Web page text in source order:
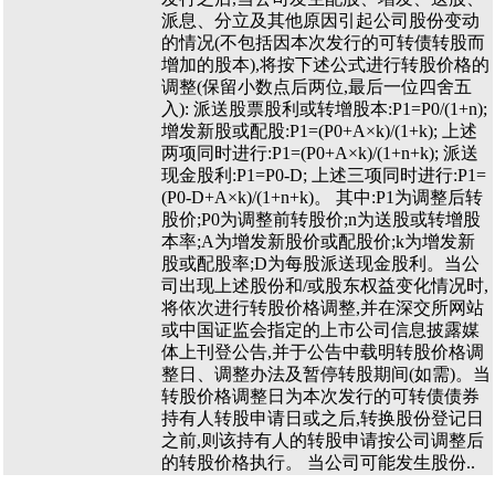
派息、分立及其他原因引起公司股份变动
的情况(不包括因本次发行的可转债转股而
增加的股本),将按下述公式进行转股价格的
调整(保留小数点后两位,最后一位四舍五
入): 派送股票股利或转增股本:P1=P0/(1+n);
增发新股或配股:P1=(P0+A×k)/(1+k); 上述
两项同时进行:P1=(P0+A×k)/(1+n+k); 派送
现金股利:P1=P0-D; 上述三项同时进行:P1=
(P0-D+A×k)/(1+n+k)。 其中:P1为调整后转
股价;P0为调整前转股价;n为送股或转增股
本率;A为增发新股价或配股价;k为增发新
股或配股率;D为每股派送现金股利。当公
司出现上述股份和/或股东权益变化情况时,
将依次进行转股价格调整,并在深交所网站
或中国证监会指定的上市公司信息披露媒
体上刊登公告,并于公告中载明转股价格调
整日、调整办法及暂停转股期间(如需)。当
转股价格调整日为本次发行的可转债债券
持有人转股申请日或之后,转换股份登记日
之前,则该持有人的转股申请按公司调整后
的转股价格执行。 当公司可能发生股份..